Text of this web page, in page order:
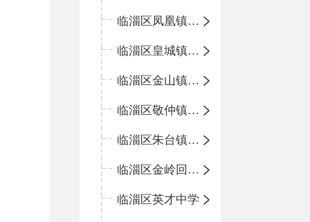
临淄区凤凰镇中心学校
临淄区皇城镇中心学校
临淄区金山镇中心学校
临淄区敬仲镇中心学校
临淄区朱台镇中心学校
临淄区金岭回族镇中心学校
临淄区英才中学